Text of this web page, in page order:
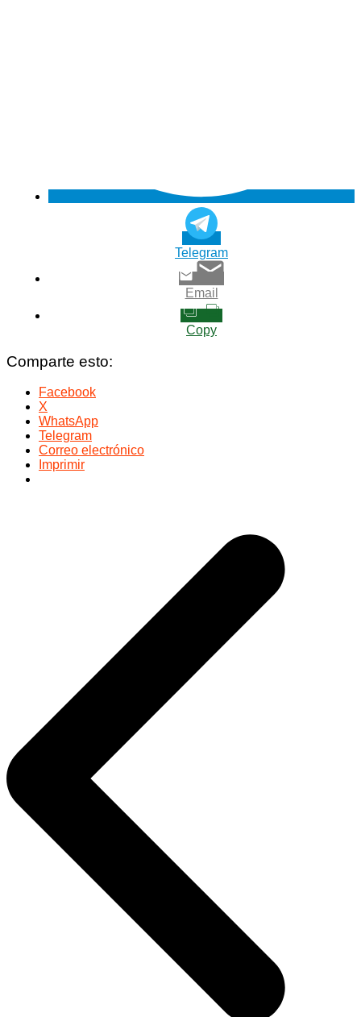
Telegram
Email
Copy
Comparte esto:
Facebook
X
WhatsApp
Telegram
Correo electrónico
Imprimir